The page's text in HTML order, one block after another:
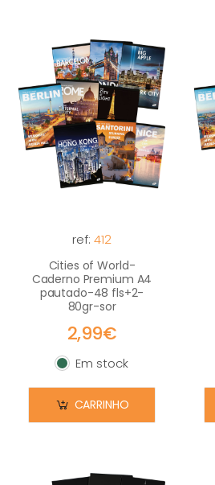
ref: 412
Cities of World-
Caderno Premium A4
pautado-48 fls+2-
80gr-sor
2,99€
Em stock
Em stock
CARRINHO